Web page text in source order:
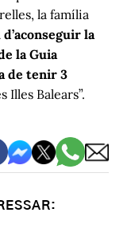
la família
la
la Guia
de tenir 3
Illes Balears”.